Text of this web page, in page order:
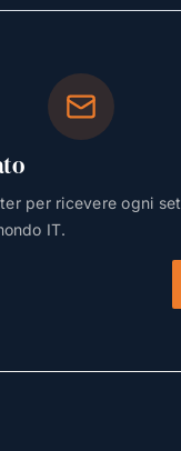
per ricevere ogni
IT.